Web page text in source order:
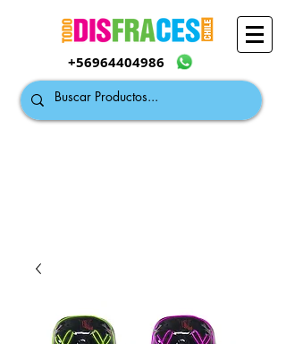
+56964404986